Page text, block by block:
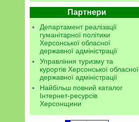
Партнери
Департамент реалізації
гуманітарної політики
Херсонської обласної
державної адміністрації
Управління туризму та
курортів Херсонської обласної
державної адміністрації
Найбільш повний каталог
Інтернет-ресурсів
Херсонщини